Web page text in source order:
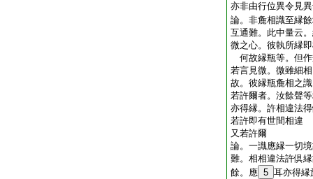
亦非由行位異令見
論。非麁相識至縁
互通難。此中量云
微之心。彼執所縁
何故縁瓶等。但
若言見微。微雖細
故。彼縁瓶麁相之
若許爾者。汝餘聲
亦得縁。許相違法
若許即有世間相違
又若許爾
論。一識應縁一切
難。相相違法許倶
餘。應 5 耳亦得縁